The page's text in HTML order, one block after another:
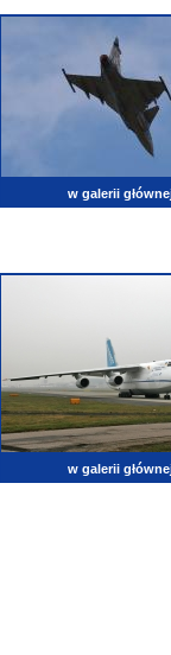
w galerii
w galerii